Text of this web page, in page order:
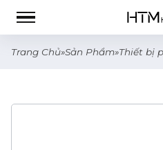
Trang Chủ»Sản Phẩm»Thiết bị